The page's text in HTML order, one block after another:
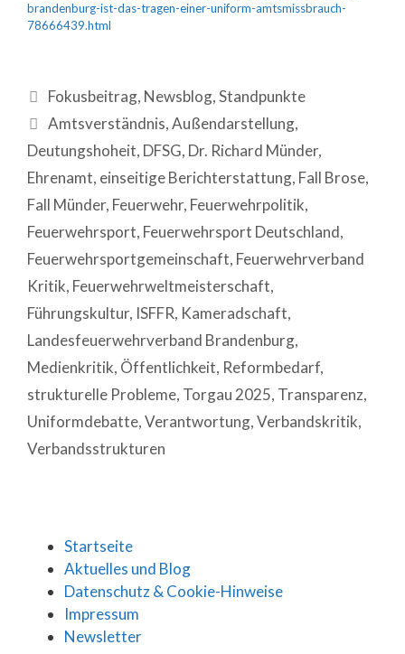
brandenburg-ist-das-tragen-einer-uniform-amtsmissbrauch-
78666439.html
Fokusbeitrag, Newsblog,Standpunkte
Amtsverständnis,Außendarstellung,
Deutungshoheit, DFSG, Dr. Richard Münder,
Ehrenamt, einseitige Berichterstattung, Fall Brose,
Fall Münder, Feuerwehr, Feuerwehrpolitik,
Feuerwehrsport, Feuerwehrsport Deutschland,
Feuerwehrsportgemeinschaft, Feuerwehrverband
Kritik, Feuerwehrweltmeisterschaft,
Führungskultur, ISFFR, Kameradschaft,
Landesfeuerwehrverband Brandenburg,
Medienkritik, Öffentlichkeit, Reformbedarf,
strukturelle Probleme, Torgau 2025, Transparenz,
Uniformdebatte,Verantwortung,Verbandskritik,
Verbandsstrukturen
Startseite
Aktuelles und Blog
Datenschutz & Cookie-Hinweise
Impressum
Newsletter